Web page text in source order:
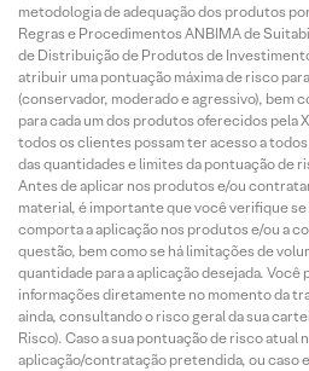
metodologia de adequação dos produtos
Regras e Procedimentos ANBIMA de
de Distribuição de Produtos de
atribuir uma pontuação máxima de risco
(conservador, moderado e agressivo), bem
para cada um dos produtos oferecidos pela
todos os clientes possam ter acesso a
das quantidades e limites da pontuação de
Antes de aplicar nos produtos e/ou
material, é importante que você verifique
comporta a aplicação nos produtos e/ou a
questão, bem como se há limitações de
quantidade para a aplicação desejada. Você
informações diretamente no momento da
ainda, consultando o risco geral da sua
Risco). Caso a sua pontuação de risco atual
aplicação/contratação pretendida, ou caso